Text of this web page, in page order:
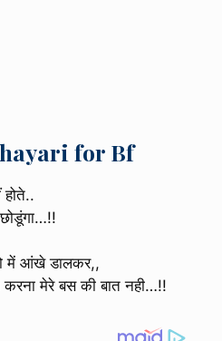
for Bf
में आंखे डालकर,,
मेरे बस की बात नही…!!